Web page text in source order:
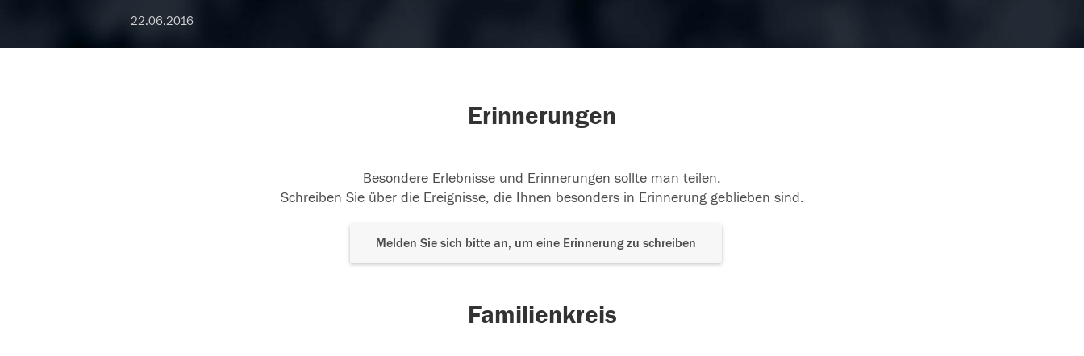
22.06.2016
Erinnerungen
Besondere Erlebnisse und Erinnerungen sollte man teilen.
Schreiben Sie über die Ereignisse, die Ihnen besonders in Erinnerung geblieben sind.
Melden Sie sich bitte an, um eine Erinnerung zu schreiben
Familienkreis